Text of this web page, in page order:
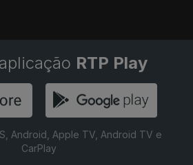
RTP Play
Android, Apple TV, Android TV e
CarPlay